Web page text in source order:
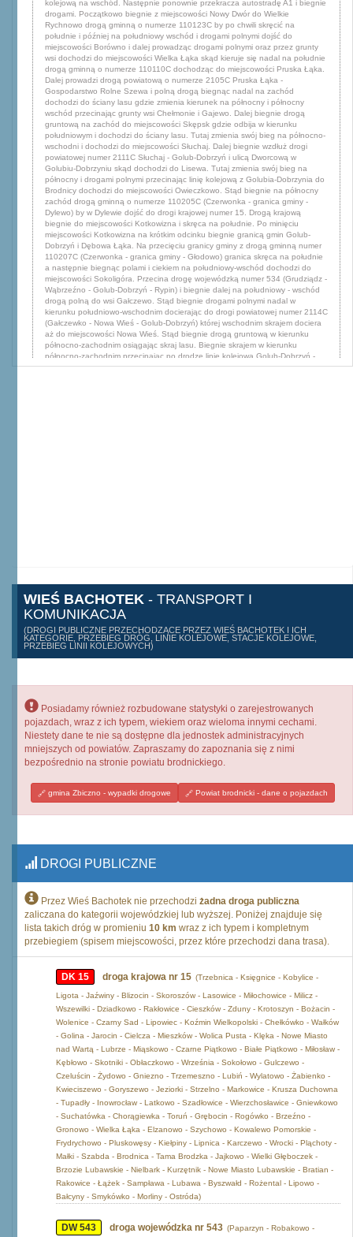
WIEŚ BACHOTEK - TRANSPORT I
KOMUNIKACJA
(DROGI PUBLICZNE PRZECHODZĄCE PRZEZ WIEŚ BACHOTEK I ICH
KATEGORIE, PRZEBIEG DRÓG, LINIE KOLEJOWE, STACJE KOLEJOWE,
PRZEBIEG LINII KOLEJOWYCH)
Posiadamy również rozbudowane statystyki o zarejestrowanych
pojazdach, wraz z ich typem, wiekiem oraz wieloma innymi cechami.
Niestety dane te nie są dostępne dla jednostek administracyjnych
mniejszych od powiatów. Zapraszamy do zapoznania się z nimi
bezpośrednio na stronie powiatu brodnickiego.
gmina Zbiczno - wypadki drogowe Powiat brodnicki - dane o pojazdach
DROGI PUBLICZNE
Przez Wieś Bachotek nie przechodzi żadna droga publiczna
zaliczana do kategorii wojewódzkiej lub wyższej. Poniżej znajduje się
lista takich dróg w promieniu 10 km wraz z ich typem i kompletnym
przebiegiem (spisem miejscowości, przez które przechodzi dana trasa).
DK 15 droga krajowa nr 15 (Trzebnica - Księgnice - Kobylice -
Ligota - Jaźwiny - Blizocin - Skoroszów - Lasowice - Miłochowice - Milicz -
Wszewilki - Dziadkowo - Rakłowice - Cieszków - Zduny - Krotoszyn - Bożacin -
Wolenice - Czarny Sad - Lipowiec - Koźmin Wielkopolski - Chełkówko - Wałków
- Golina - Jarocin - Cielcza - Mieszków - Wolica Pusta - Klęka - Nowe Miasto
nad Wartą - Lubrze - Miąskowo - Czarne Piątkowo - Białe Piątkowo - Miłosław -
Kębłowo - Skotniki - Obłaczkowo - Września - Sokołowo - Gulczewo -
Czeluścin - Żydowo - Gniezno - Trzemeszno - Lubiń - Wylatowo - Żabienko -
Kwieciszewo - Goryszewo - Jeziorki - Strzelno - Markowice - Krusza Duchowna
- Tupadły - Inowrocław - Latkowo - Szadłowice - Wierzchosławice - Gniewkowo
- Suchatówka - Chorągiewka - Toruń - Grębocin - Rogówko - Brzeźno -
Gronowo - Wielka Łąka - Elzanowo - Szychowo - Kowalewo Pomorskie -
Frydrychowo - Pluskowęsy - Kiełpiny - Lipnica - Karczewo - Wrocki - Pląchoty -
Małki - Szabda - Brodnica - Tama Brodzka - Jajkowo - Wielki Głęboczek -
Brzozie Lubawskie - Nielbark - Kurzętnik - Nowe Miasto Lubawskie - Bratian -
Rakowice - Łążek - Sampława - Lubawa - Byszwałd - Rożental - Lipowo -
Bałcyny - Smykówko - Morliny - Ostróda)
DW 543 droga wojewódzka nr 543 (Paparzyn - Robakowo -